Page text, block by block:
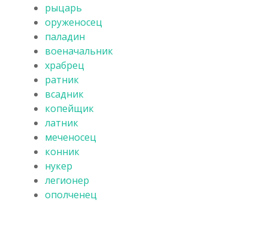
рыцарь
оруженосец
паладин
военачальник
храбрец
ратник
всадник
копейщик
латник
меченосец
конник
нукер
легионер
ополченец